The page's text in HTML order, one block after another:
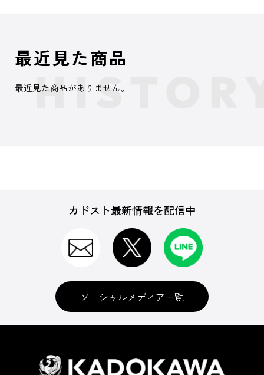
最近見た商品
最近見た商品がありません。
カドスト最新情報を配信中
ソーシャルメディア一覧